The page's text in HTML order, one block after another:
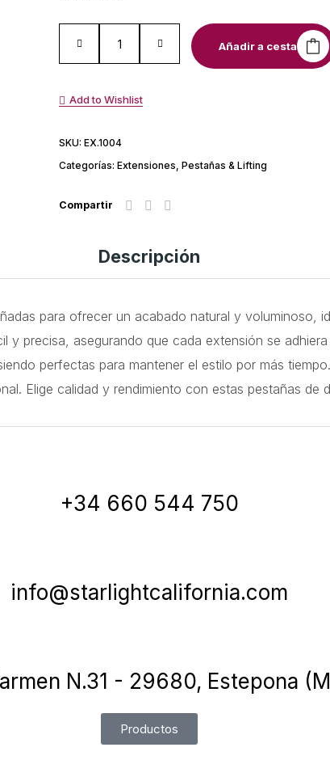
Añadir a cesta
Add to Wishlist
SKU: EX.1004
Categorías: Extensiones, Pestañas & Lifting
Compartir
Descripción
para ofrecer un acabado natural y voluminoso,
y precisa, asegurando que cada extensión se
perfectas para mantener el estilo por más
Elige calidad y rendimiento con estas pestañas de
+34 660 544 750
info@starlightcalifornia.com
N.31 - 29680, Estepona
Productos